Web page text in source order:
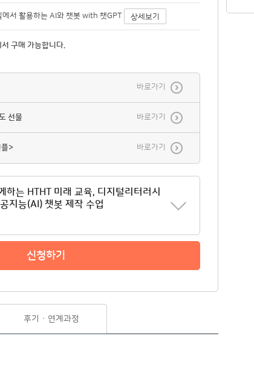
서 활용하는 AI와 챗봇 with 챗GPT 상세보기
구매 가능합니다.
바로가기
선물 바로가기
플> 바로가기
하는 HTHT 미래 교육, 디지털리터러시
지능(AI) 챗봇 제작 수업
신청하기
후기 · 연계과정